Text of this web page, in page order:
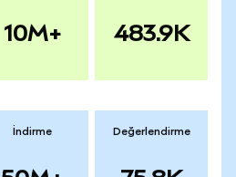
10M+ 483.9K
İndirme Değerlendirme